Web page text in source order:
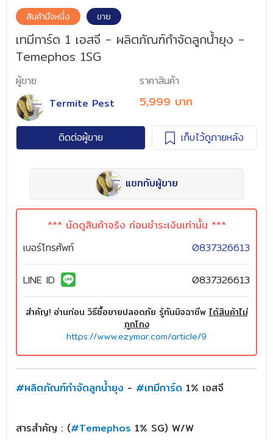
สินค้ามือหนึ่ง ขาย
เทมีการ์ด 1 เอสจี - ผลิตภัณฑ์กำจัดลูกน้ำยุง -
Temephos 1SG
ผู้ขาย
Termite Pest
ราคาสินค้า
5,999 บาท
ติดต่อผู้ขาย เก็บไว้ดูภายหลัง
แชทกับผู้ขาย
*** นัดดูสินค้าจริง ก่อนชำระเงินเท่านั้น ***
เบอร์โทรศัพท์
0837326613
LINE ID 0837326613
สำคัญ! อ่านก่อน วิธีซื้อขายปลอดภัย รู้ทันมิจฉาชีพ ได้สินค้าไม่
ถูกโกง
https://www.ezymar.com/article/9
#ผลิตภัณฑ์กำจัดลูกน้ำยุง - #เทมีการ์ด 1% เอสจี
สารสำคัญ : (#Temephos 1% SG) W/W